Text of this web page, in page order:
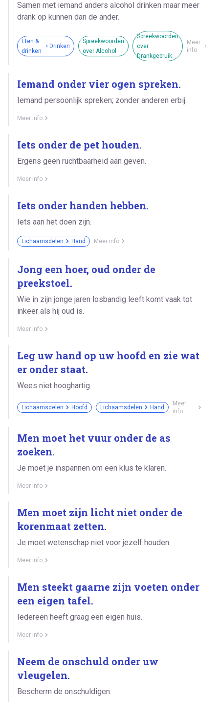
Samen met iemand anders alcohol drinken maar meer
drank op kunnen dan de ander.
Eten &
drinken
Drinken
Spreekwoorden
over Alcohol
Spreekwoorden
over
Drankgebruik
Meer
info
Iemand onder vier ogen spreken.
Iemand persoonlijk spreken; zonder anderen erbij.
Meer info
Iets onder de pet houden.
Ergens geen ruchtbaarheid aan geven.
Meer info
Iets onder handen hebben.
Iets aan het doen zijn.
Lichaamsdelen Hand Meer info
Jong een hoer, oud onder de
preekstoel.
Wie in zijn jonge jaren losbandig leeft komt vaak tot
inkeer als hij oud is.
Meer info
Leg uw hand op uw hoofd en zie wat
er onder staat.
Wees niet hooghartig.
Lichaamsdelen Hoofd Lichaamsdelen Hand
Meer
info
Men moet het vuur onder de as
zoeken.
Je moet je inspannen om een klus te klaren.
Meer info
Men moet zijn licht niet onder de
korenmaat zetten.
Je moet wetenschap niet voor jezelf houden.
Meer info
Men steekt gaarne zijn voeten onder
een eigen tafel.
Iedereen heeft graag een eigen huis.
Meer info
Neem de onschuld onder uw
vleugelen.
Bescherm de onschuldigen.